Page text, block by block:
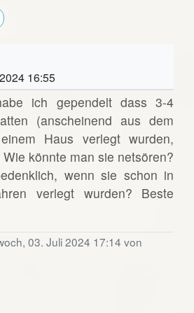
16:55
ich gependelt dass 3-4
(anscheinend aus dem
Haus verlegt wurden,
könnte man sie netsören?
wenn sie schon in
verlegt wurden? Beste
03. Juli 2024 17:14 von